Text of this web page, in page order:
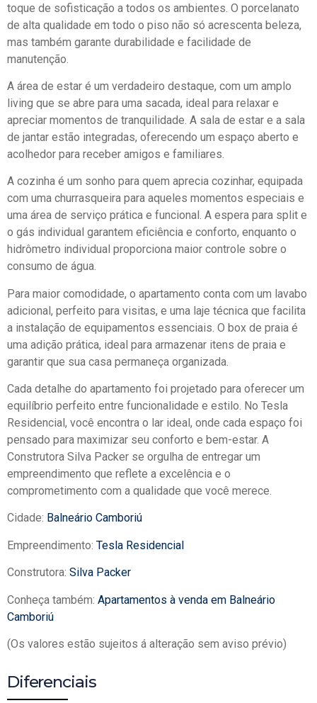
toque de sofisticação a todos os ambientes. O porcelanato
de alta qualidade em todo o piso não só acrescenta beleza,
mas também garante durabilidade e facilidade de
manutenção.
A área de estar é um verdadeiro destaque, com um amplo
living que se abre para uma sacada, ideal para relaxar e
apreciar momentos de tranquilidade. A sala de estar e a sala
de jantar estão integradas, oferecendo um espaço aberto e
acolhedor para receber amigos e familiares.
A cozinha é um sonho para quem aprecia cozinhar, equipada
com uma churrasqueira para aqueles momentos especiais e
uma área de serviço prática e funcional. A espera para split e
o gás individual garantem eficiência e conforto, enquanto o
hidrômetro individual proporciona maior controle sobre o
consumo de água.
Para maior comodidade, o apartamento conta com um lavabo
adicional, perfeito para visitas, e uma laje técnica que facilita
a instalação de equipamentos essenciais. O box de praia é
uma adição prática, ideal para armazenar itens de praia e
garantir que sua casa permaneça organizada.
Cada detalhe do apartamento foi projetado para oferecer um
equilíbrio perfeito entre funcionalidade e estilo. No Tesla
Residencial, você encontra o lar ideal, onde cada espaço foi
pensado para maximizar seu conforto e bem-estar. A
Construtora Silva Packer se orgulha de entregar um
empreendimento que reflete a excelência e o
comprometimento com a qualidade que você merece.
Cidade: Balneário Camboriú
Empreendimento: Tesla Residencial
Construtora: Silva Packer
Conheça também: Apartamentos à venda em Balneário
Camboriú
(Os valores estão sujeitos á alteração sem aviso prévio)
Diferenciais